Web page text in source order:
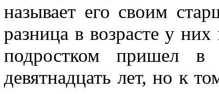
называет его своим
разница в возрасте у
подростком пришел
девятнадцать лет, но к